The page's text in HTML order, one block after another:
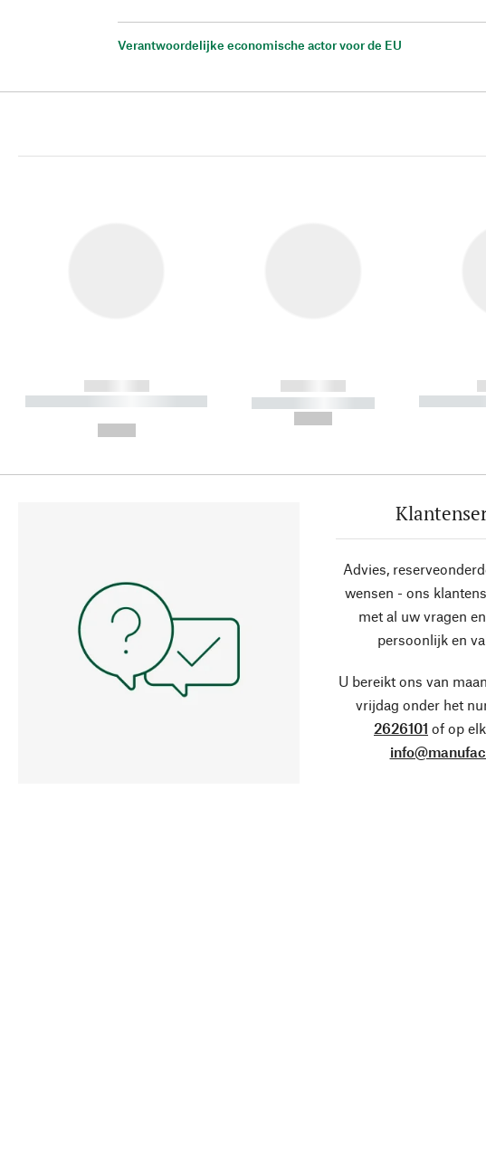
Verantwoordelijke economische actor voor de EU
------------
----------- ----------- ----------
------------
----------- -----------
-----------
Advies,
wensen - ons
met al uw vragen
persoonlijk en
U bereikt ons van
vrijdag onder het
2626101 of op